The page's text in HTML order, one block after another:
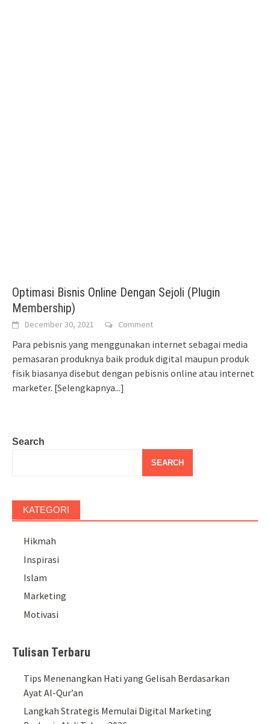
Optimasi Bisnis Online Dengan Sejoli (Plugin
Membership)
December 30, 2021 Comment
Para pebisnis yang menggunakan internet sebagai media
pemasaran produknya baik produk digital maupun produk
fisik biasanya disebut dengan pebisnis online atau internet
marketer. [Selengkapnya...]
Search
SEARCH
KATEGORI
Hikmah
Inspirasi
Islam
Marketing
Motivasi
Tulisan Terbaru
Tips Menenangkan Hati yang Gelisah Berdasarkan
Ayat Al-Qur’an
Langkah Strategis Memulai Digital Marketing